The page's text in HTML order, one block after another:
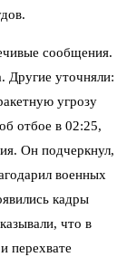
сообщения.
Другие уточняли:
угрозу
отбое в 02:25,
Он подчеркнул,
военных
кадры
что в
перехвате